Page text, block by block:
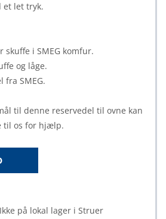
et let tryk.
skuffe i SMEG komfur.
og låge.
fra SMEG.
til denne reservedel til ovne kan
til os for hjælp.
på lokal lager i Struer